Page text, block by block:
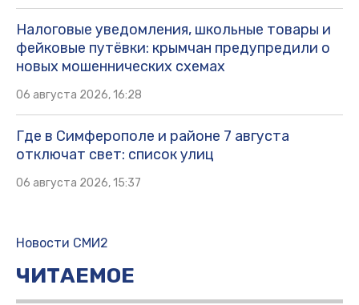
Налоговые уведомления, школьные товары и
фейковые путёвки: крымчан предупредили о
новых мошеннических схемах
06 августа 2026, 16:28
Где в Симферополе и районе 7 августа
отключат свет: список улиц
06 августа 2026, 15:37
Новости СМИ2
ЧИТАЕМОЕ